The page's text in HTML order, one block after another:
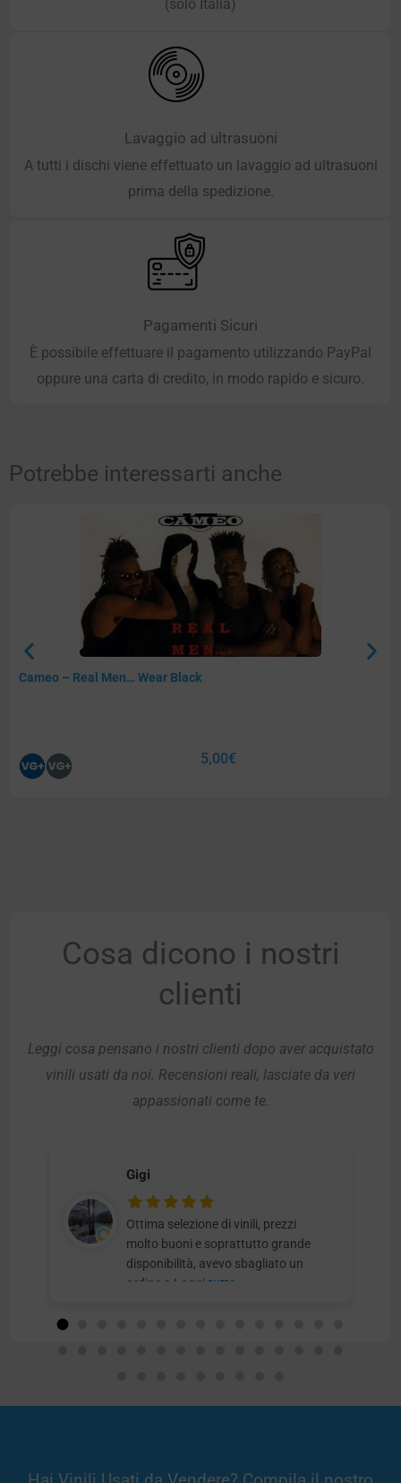
(solo Italia)
Lavaggio ad ultrasuoni
A tutti i dischi viene effettuato un lavaggio ad ultrasuoni
prima della spedizione.
Pagamenti Sicuri
È possibile effettuare il pagamento utilizzando PayPal
oppure una carta di credito, in modo rapido e sicuro.
Potrebbe interessarti anche
Cameo – Real Men… Wear Black
5,00€
Cosa dicono i nostri
clienti
Leggi cosa pensano i nostri clienti dopo aver acquistato
vinili usati da noi. Recensioni reali, lasciate da veri
appassionati come te.
Gigi
Ottima selezione di vinili, prezzi
molto buoni e soprattutto grande
disponibilità, avevo sbagliato un
ordine e Leggi tutto